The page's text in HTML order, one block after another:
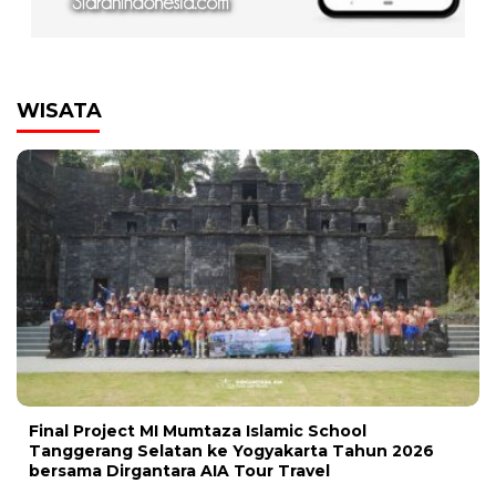
WISATA
Final Project MI Mumtaza Islamic School
Tanggerang Selatan ke Yogyakarta Tahun 2026
bersama Dirgantara AIA Tour Travel